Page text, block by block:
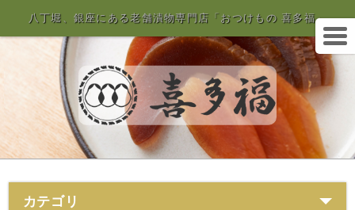
八丁堀、銀座にある老舗漬物専門店「おつけもの 喜多福」
カテゴリ